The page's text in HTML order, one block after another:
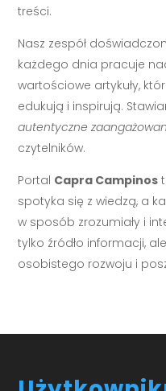
treści.
Nasz zespół
każdego dnia pracuje
wartościowe artykuły,
edukują i inspirują.
autentyczne
czytelników.
Portal Capra Campinos
spotyka się z wiedzą, a
w sposób zrozumiały i
tylko źródło informacji,
osobistego rozwoju i